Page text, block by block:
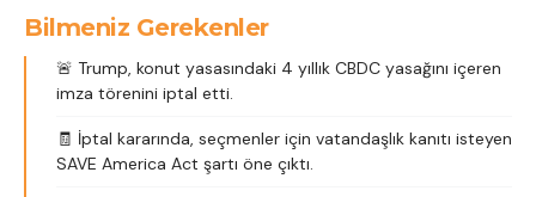
Bilmeniz Gerekenler
🚨 Trump, konut yasasındaki 4 yıllık CBDC yasağını içeren
imza törenini iptal etti.
🧾 İptal kararında, seçmenler için vatandaşlık kanıtı isteyen
SAVE America Act şartı öne çıktı.